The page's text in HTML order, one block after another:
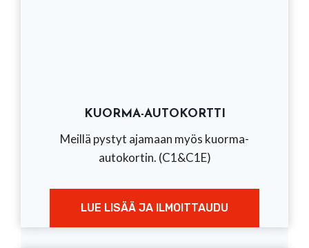
KUORMA-AUTOKORTTI
Meillä pystyt ajamaan myös kuorma-
autokortin. (C1&C1E)
LUE LISÄÄ JA ILMOITTAUDU